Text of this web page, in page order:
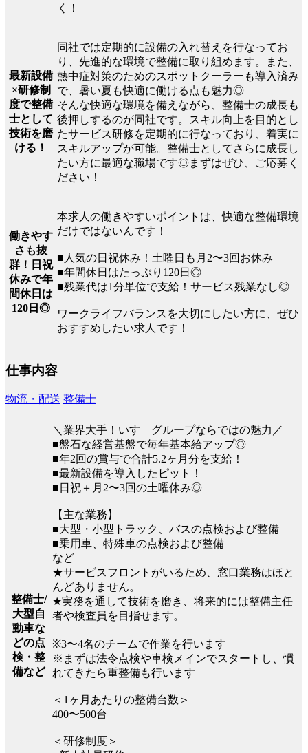
く！
最新設備
×研修制
度で整備
士として
技術を磨
ける！
同社では定期的に設備の入れ替えを行なってお
り、先進的な環境で整備に取り組めます。また、
熱中症対策のためのスポットクーラーも導入済み
で、暑い夏も快適に働ける点も魅力◎
そんな快適な環境を備えながら、整備士の成長も
後押しするのが同社です。スキル向上を目的とし
たサービス研修を定期的に行なっており、着実に
スキルアップが可能。整備士としてさらに成長し
たい方に最適な職場です◎まずはぜひ、ご応募く
ださい！
働きやす
さも抜
群！日祝
休みで年
間休日は
120日◎
本求人の働きやすいポイントは、快適な整備環境
だけではないんです！
■人気の日祝休み！土曜日も月2〜3回お休み
■年間休日はたっぷり120日◎
■残業代は1分単位で支給！サービス残業なし◎
ワークライフバランスを大切にしたい方に、ぜひ
おすすめしたい求人です！
仕事内容
物流・配送 整備士
整備士/
大型自
動車な
どの点
検・整
備など
＼業界大手！いすゞグループならではの魅力／
■盤石な経営基盤で毎年基本給アップ◎
■年2回の賞与で合計5.2ヶ月分を支給！
■最新設備を導入したピット！
■日祝＋月2〜3回の土曜休み◎
【主な業務】
■大型・小型トラック、バスの点検および整備
■乗用車、特殊車の点検および整備
など
★サービスフロントがいるため、窓口業務はほと
んどありません。
★実務を通して技術を磨き、将来的には整備主任
者や検査員を目指せます。
※3〜4名のチームで作業を行います
※まずは法令点検や車検メインでスタートし、慣
れてきたら重整備も行います
＜1ヶ月あたりの整備台数＞
400〜500台
＜研修制度＞